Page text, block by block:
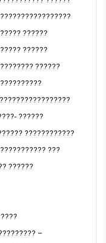
??????
??????
??????
??????
????????????
???
??????
–